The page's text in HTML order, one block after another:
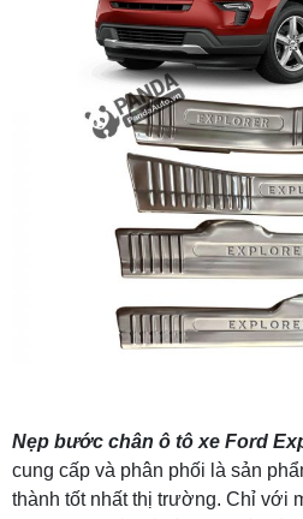
Nẹp bước chân ô tô xe Ford
cung cấp và phân phối là sản
thành tốt nhất thị trường. Chỉ với